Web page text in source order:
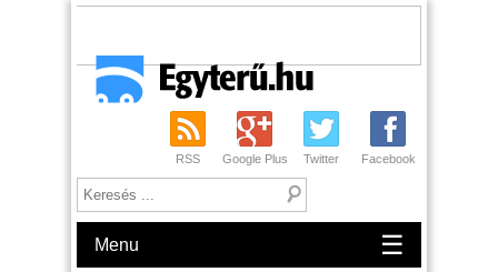
RSS Google Plus Twitter Facebook
Menu ☰